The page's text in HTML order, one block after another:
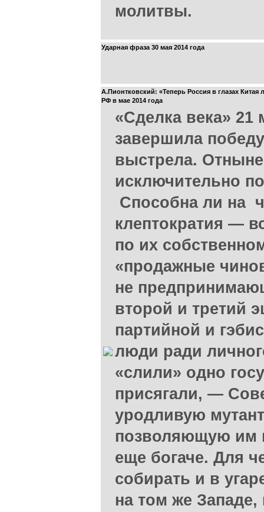
молитвы.
Ударная фраза 30 мая 2014 года
А.Пионтковский: «Теперь Россия в глазах
РФ в мае 2014 года
«Сделка века» 21
завершила
выстрела. Отныне
исключительно
Способна ли на
клептократия —
по их
«продажные
не
второй и третий
партийной и
люди ради
«слили» одно
присягали, —
уродливую
позволяющую им
еще богаче. Для
собирать и в
на том же Западе,